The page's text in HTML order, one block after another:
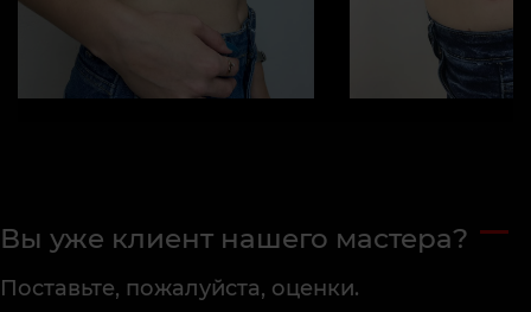
Вы уже клиент нашего мастера?
Поставьте, пожалуйста, оценки.